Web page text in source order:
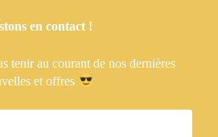
en contact !
tenir au courant de nos dernières
et offres